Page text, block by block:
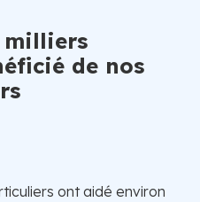
milliers
de nos
ont aidé environ